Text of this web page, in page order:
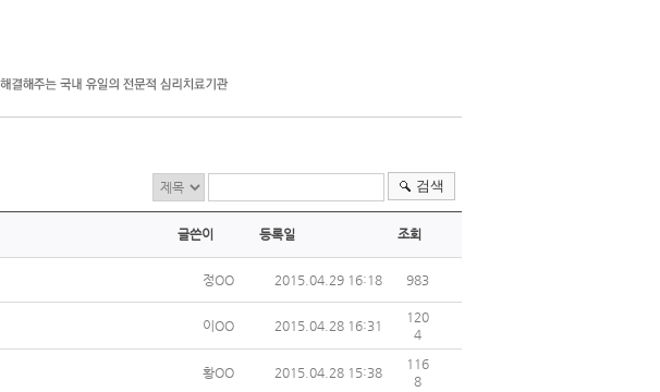
검색
글쓴이 등록일 조회
정OO 2015.04.29 16:18 983
이OO 2015.04.28 16:31
120
4
황OO 2015.04.28 15:38
116
8